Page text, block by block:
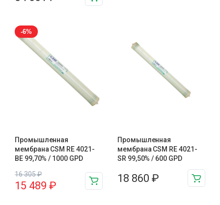
-6%
Промышленная
мембрана CSM RE 4021-
BE 99,70% / 1000 GPD
16 305₽
15 489 ₽
Промышленная
мембрана CSM RE 4021-
SR 99,50% / 600 GPD
18 860 ₽